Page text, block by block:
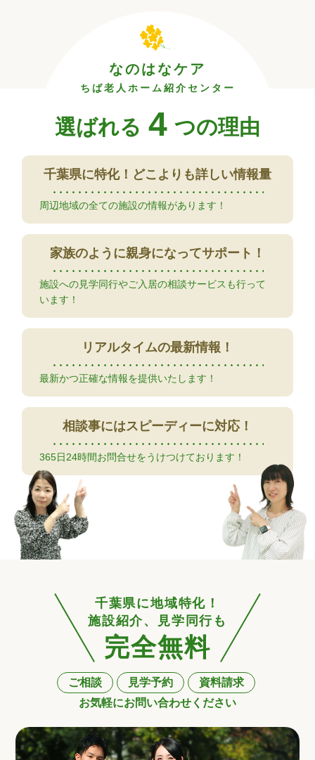
なのはなケア
ちば老人ホーム紹介センター
選ばれる 4 つの理由
千葉県に特化！ どこよりも詳しい情報量
周辺地域の全ての施設の情報があります！
家族のように親身になってサポート！
施設への見学同行やご入居の相談サービスも行って
います！
リアルタイムの最新情報！
最新かつ正確な情報を提供いたします！
相談事にはスピーディーに対応！
365日24時間お問合せをうけつけております！
千葉県に地域特化！
施設紹介、見学同行も
完全無料
ご相談 見学予約
資料請求
お気軽にお問い合わせください